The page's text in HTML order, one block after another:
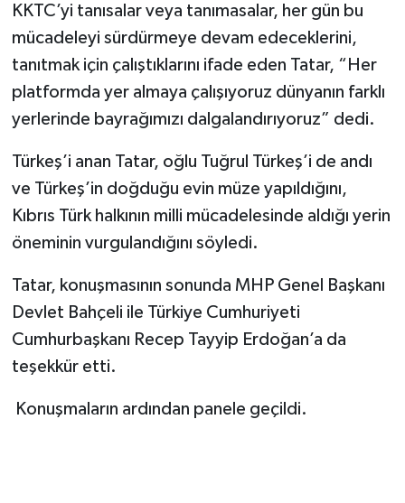
KKTC’yi tanısalar veya tanımasalar, her gün bu
mücadeleyi sürdürmeye devam edeceklerini,
tanıtmak için çalıştıklarını ifade eden Tatar, “Her
platformda yer almaya çalışıyoruz dünyanın farklı
yerlerinde bayrağımızı dalgalandırıyoruz” dedi.
Türkeş’i anan Tatar, oğlu Tuğrul Türkeş’i de andı
ve Türkeş’in doğduğu evin müze yapıldığını,
Kıbrıs Türk halkının milli mücadelesinde aldığı yerin
öneminin vurgulandığını söyledi.
Tatar, konuşmasının sonunda MHP Genel Başkanı
Devlet Bahçeli ile Türkiye Cumhuriyeti
Cumhurbaşkanı Recep Tayyip Erdoğan’a da
teşekkür etti.
Konuşmaların ardından panele geçildi.